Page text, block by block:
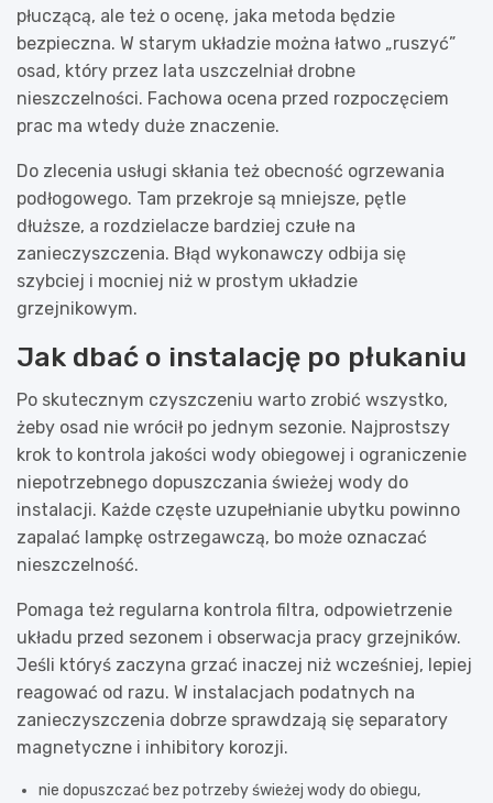
płuczącą, ale też o ocenę, jaka metoda będzie
bezpieczna. W starym układzie można łatwo „ruszyć”
osad, który przez lata uszczelniał drobne
nieszczelności. Fachowa ocena przed rozpoczęciem
prac ma wtedy duże znaczenie.
Do zlecenia usługi skłania też obecność ogrzewania
podłogowego. Tam przekroje są mniejsze, pętle
dłuższe, a rozdzielacze bardziej czułe na
zanieczyszczenia. Błąd wykonawczy odbija się
szybciej i mocniej niż w prostym układzie
grzejnikowym.
Jak dbać o instalację po płukaniu
Po skutecznym czyszczeniu warto zrobić wszystko,
żeby osad nie wrócił po jednym sezonie. Najprostszy
krok to kontrola jakości wody obiegowej i ograniczenie
niepotrzebnego dopuszczania świeżej wody do
instalacji. Każde częste uzupełnianie ubytku powinno
zapalać lampkę ostrzegawczą, bo może oznaczać
nieszczelność.
Pomaga też regularna kontrola filtra, odpowietrzenie
układu przed sezonem i obserwacja pracy grzejników.
Jeśli któryś zaczyna grzać inaczej niż wcześniej, lepiej
reagować od razu. W instalacjach podatnych na
zanieczyszczenia dobrze sprawdzają się separatory
magnetyczne i inhibitory korozji.
nie dopuszczać bez potrzeby świeżej wody do obiegu,